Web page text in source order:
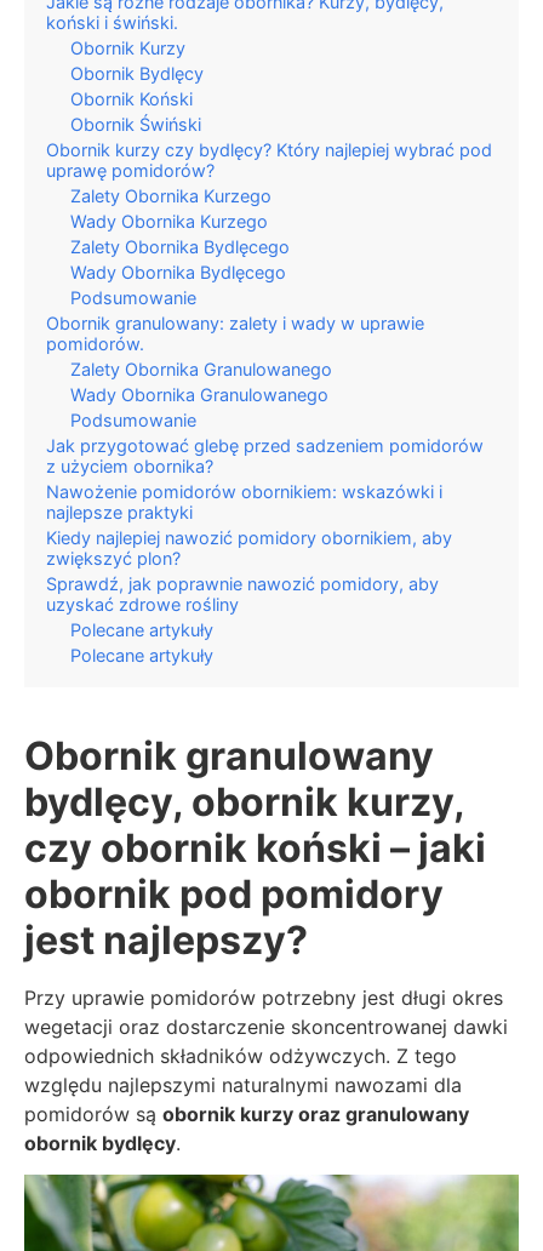
koński i świński.
Obornik Kurzy
Obornik Bydlęcy
Obornik Koński
Obornik Świński
Obornik kurzy czy bydlęcy? Który najlepiej wybrać pod
uprawę pomidorów?
Zalety Obornika Kurzego
Wady Obornika Kurzego
Zalety Obornika Bydlęcego
Wady Obornika Bydlęcego
Podsumowanie
Obornik granulowany: zalety i wady w uprawie
pomidorów.
Zalety Obornika Granulowanego
Wady Obornika Granulowanego
Podsumowanie
Jak przygotować glebę przed sadzeniem pomidorów
z użyciem obornika?
Nawożenie pomidorów obornikiem: wskazówki i
najlepsze praktyki
Kiedy najlepiej nawozić pomidory obornikiem, aby
zwiększyć plon?
Sprawdź, jak poprawnie nawozić pomidory, aby
uzyskać zdrowe rośliny
Polecane artykuły
Polecane artykuły
Obornik granulowany
bydlęcy, obornik kurzy,
czy obornik koński – jaki
obornik pod pomidory
jest najlepszy?
Przy uprawie pomidorów potrzebny jest długi okres
wegetacji oraz dostarczenie skoncentrowanej dawki
odpowiednich składników odżywczych. Z tego
względu najlepszymi naturalnymi nawozami dla
pomidorów są obornik kurzy oraz granulowany
obornik bydlęcy.